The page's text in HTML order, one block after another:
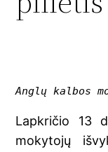
Anglų kalbos
Lapkričio 13
mokytojų